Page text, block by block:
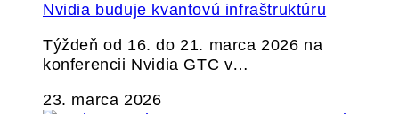
Nvidia buduje kvantovú infraštruktúru
Týždeň od 16. do 21. marca 2026 na
konferencii Nvidia GTC v…
23. marca 2026